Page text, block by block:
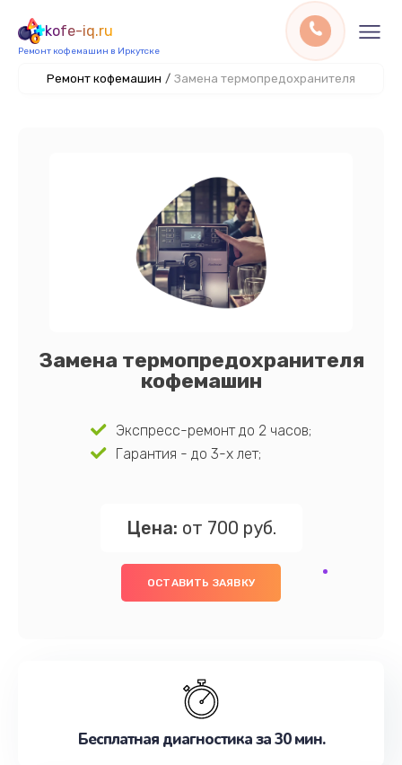
kofe-iq.ru
Ремонт кофемашин в Иркутске
Ремонт кофемашин / Замена термопредохранителя
Замена термопредохранителя
кофемашин
Экспресс-ремонт до 2 часов;
Гарантия - до 3-х лет;
Цена: от 700 руб.
ОСТАВИТЬ ЗАЯВКУ
Бесплатная диагностика за 30 мин.